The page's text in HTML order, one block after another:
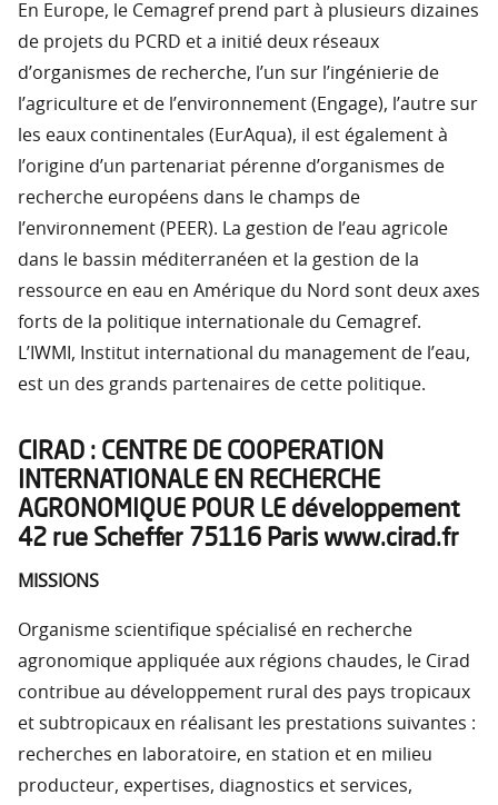
En Europe, le Cemagref prend part à plusieurs dizaines
de projets du PCRD et a initié deux réseaux
d’organismes de recherche, l’un sur l’ingénierie de
l’agriculture et de l’environnement (Engage), l’autre sur
les eaux continentales (EurAqua), il est également à
l’origine d’un partenariat pérenne d’organismes de
recherche européens dans le champs de
l’environnement (PEER). La gestion de l’eau agricole
dans le bassin méditerranéen et la gestion de la
ressource en eau en Amérique du Nord sont deux axes
forts de la politique internationale du Cemagref.
L’IWMI, Institut international du management de l’eau,
est un des grands partenaires de cette politique.
CIRAD : CENTRE DE COOPERATION
INTERNATIONALE EN RECHERCHE
AGRONOMIQUE POUR LE développement
42 rue Scheffer 75116 Paris www.cirad.fr
MISSIONS
Organisme scientifique spécialisé en recherche
agronomique appliquée aux régions chaudes, le Cirad
contribue au développement rural des pays tropicaux
et subtropicaux en réalisant les prestations suivantes :
recherches en laboratoire, en station et en milieu
producteur, expertises, diagnostics et services,